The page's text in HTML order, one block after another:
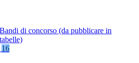
Bandi di concorso (da pubblicare in
tabelle)
16